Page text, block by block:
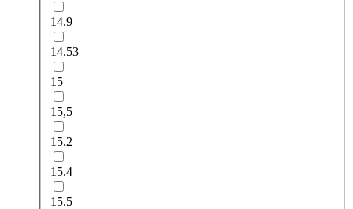
14.9
14.53
15
15,5
15.2
15.4
15.5